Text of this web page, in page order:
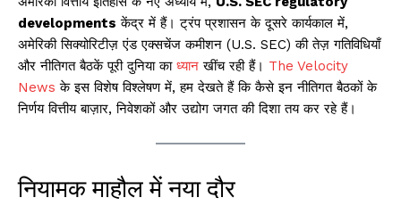
developments केंद्र में हैं। ट्रंप प्रशासन के दूसरे कार्यकाल में,
अमेरिकी सिक्योरिटीज़ एंड एक्सचेंज कमीशन (U.S. SEC) की तेज़ गतिविधियाँ
और नीतिगत बैठकें पूरी दुनिया का ध्यान खींच रही हैं। The Velocity
News के इस विशेष विश्लेषण में, हम देखते हैं कि कैसे इन नीतिगत बैठकों के
निर्णय वित्तीय बाज़ार, निवेशकों और उद्योग जगत की दिशा तय कर रहे हैं।
नियामक माहौल में नया दौर